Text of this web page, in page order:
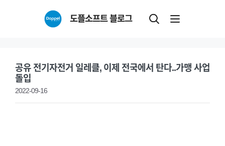
도플소프트 블로그
공유 전기자전거 일레클, 이제 전국에서 탄다..가맹 사업
돌입
2022-09-16